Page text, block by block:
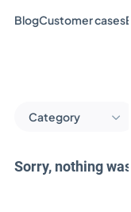
BlogCustomer cases
Category
Sorry, nothing